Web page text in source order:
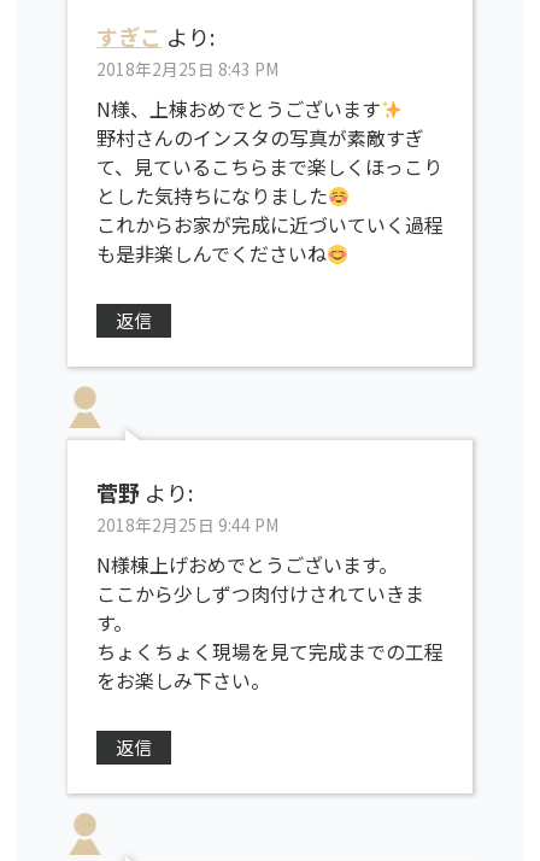
すぎこ より:
2018年2月25日 8:43 PM
N様、上棟おめでとうございます
野村さんのインスタの写真が素敵すぎ
て、見ているこちらまで楽しくほっこり
とした気持ちになりました
これからお家が完成に近づいていく過程
も是非楽しんでくださいね
返信
菅野 より:
2018年2月25日 9:44 PM
N様棟上げおめでとうございます。
ここから少しずつ肉付けされていきま
す。
ちょくちょく現場を見て完成までの工程
をお楽しみ下さい。
返信